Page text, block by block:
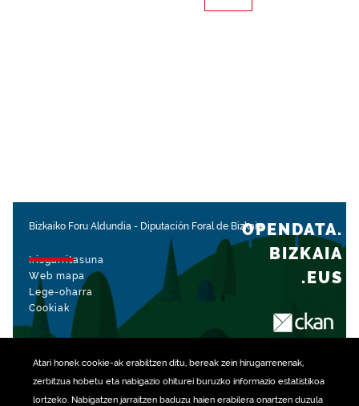
Atari honek cookie-ak erabiltzen ditu, bereak zein hirugarrenenak,
zerbitzua hobetu eta nabigazio ohiturei buruzko informazio estatistikoa
lortzeko. Nabigatzen jarraitzen baduzu haien erabilera onartzen duzula
Bizkaiko Foru Aldundia - Diputación Foral de Bizkaia
Irisgarritasuna
Web mapa
Lege-oharra
Cookiak
OPENDATA.
BIZKAIA
.EUS